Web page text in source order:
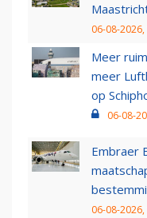
06-08-
Meer
meer
op
06-08-
Embraer
06-08-2026,